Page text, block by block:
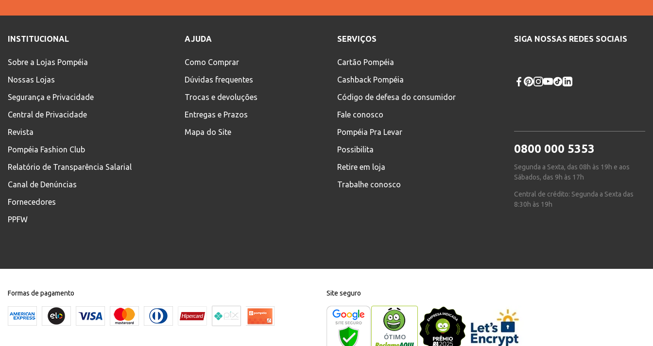
INSTITUCIONAL
Sobre a Lojas Pompéia
Nossas Lojas
Segurança e Privacidade
Central de Privacidade
Revista
Pompéia Fashion Club
Relatório de Transparência Salarial
Canal de Denúncias
Fornecedores
PPFW
AJUDA
Como Comprar
Dúvidas frequentes
Trocas e devoluções
Entregas e Prazos
Mapa do Site
SERVIÇOS
Cartão Pompéia
Cashback Pompéia
Código de defesa do consumidor
Fale conosco
Pompéia Pra Levar
Possibilita
Retire em loja
Trabalhe conosco
SIGA NOSSAS REDES SOCIAIS
0800 000 5353
Segunda a Sexta, das 08h às 19h e aos
Sábados, das 9h às 17h
Central de crédito: Segunda a Sexta das
8:30h às 19h
Formas de pagamento Site seguro